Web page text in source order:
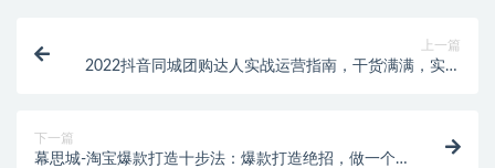
上一篇
2022抖音同城团购达人实战运营指南，干货满满，实操
下一篇
幕思城-淘宝爆款打造十步法：爆款打造绝招，做一个